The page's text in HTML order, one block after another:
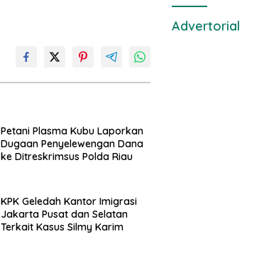
Petani Plasma Kubu Laporkan
Dugaan Penyelewengan Dana
ke Ditreskrimsus Polda Riau
KPK Geledah Kantor Imigrasi
Jakarta Pusat dan Selatan
Terkait Kasus Silmy Karim
Advertorial